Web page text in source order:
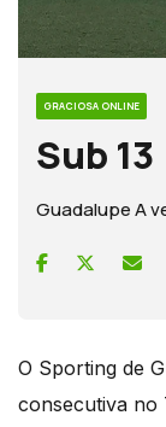
GRACIOSA ONLINE
Sub 13
Guadalupe A
O Sporting de
consecutiva no